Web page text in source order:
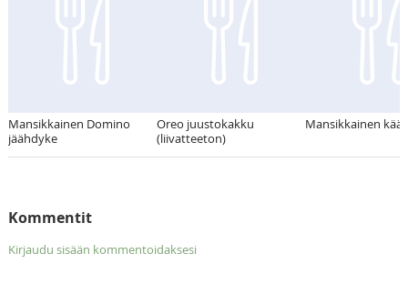
Mansikkainen Domino
jäähdyke
Oreo juustokakku
(liivatteeton)
Mansikkainen
Kommentit
Kirjaudu sisään kommentoidaksesi